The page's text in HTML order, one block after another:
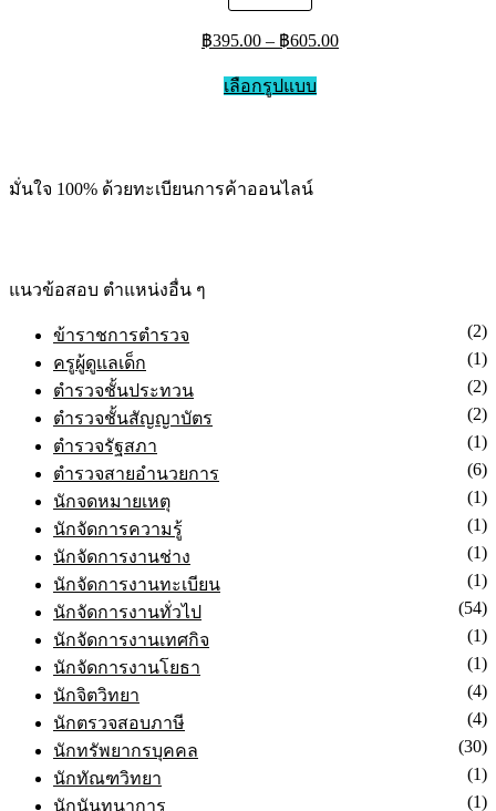
ให้คะแนน
5.00
ตั้งแต่
ข้าราชการตำรวจ
(2)
ครูผู้ดูแลเด็ก
(1)
ตำรวจชั้นประทวน
(2)
ตำรวจชั้นสัญญาบัตร
(2)
ตำรวจรัฐสภา
(1)
ตำรวจสายอำนวยการ
(6)
นักจดหมายเหตุ
(1)
นักจัดการความรู้
(1)
นักจัดการงานช่าง
(1)
นักจัดการงานทะเบียน
(1)
นักจัดการงานทั่วไป
(54)
นักจัดการงานเทศกิจ
(1)
นักจัดการงานโยธา
(1)
นักจิตวิทยา
(4)
นักตรวจสอบภาษี
(4)
นักทรัพยากรบุคคล
(30)
นักทัณฑวิทยา
(1)